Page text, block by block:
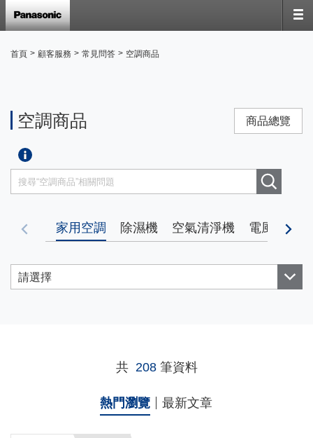
首頁 > 顧客服務 > 常見問答 > 空調商品
空調商品 商品總覽
家用空調 除濕機 空氣清淨機 電風扇
共 208 筆資料
熱門瀏覽 最新文章